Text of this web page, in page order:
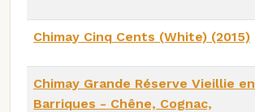
Chimay Cinq Cents (White) (2015)
Chimay Grande Réserve Vieillie en
Barriques - Chêne, Cognac,